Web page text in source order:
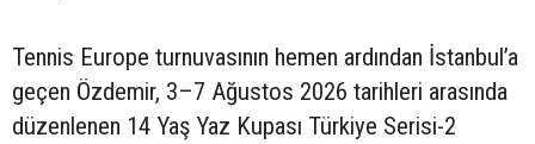
Tennis Europe turnuvasının hemen ardından İstanbul’a
geçen Özdemir, 3–7 Ağustos 2026 tarihleri arasında
düzenlenen 14 Yaş Yaz Kupası Türkiye Serisi-2